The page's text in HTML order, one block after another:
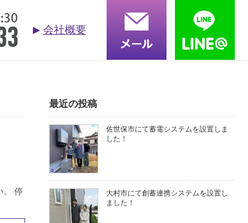
会社概要
。 停
最近の投稿
佐世保市にて蓄電システムを設置しま
した！
大村市にて創蓄連携システムを設置し
ました！